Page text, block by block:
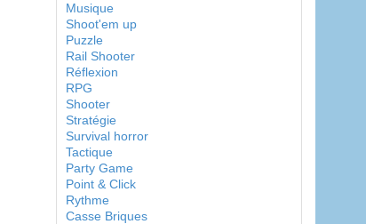
Musique
Shoot'em up
Puzzle
Rail Shooter
Réflexion
RPG
Shooter
Stratégie
Survival horror
Tactique
Party Game
Point & Click
Rythme
Casse Briques